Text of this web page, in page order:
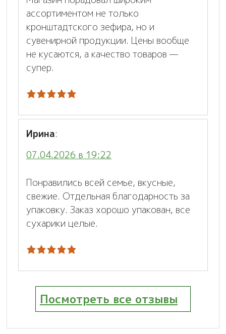
ассортиментом не только
кронштадтского зефира, но и
сувенирной продукции. Цены вообще
не кусаются, а качество товаров —
супер.
Ирина:
07.04.2026 в 19:22
Понравились всей семье, вкусные,
свежие. Отдельная благодарность за
упаковку. Заказ хорошо упакован, все
сухарики целые.
Посмотреть все отзывы